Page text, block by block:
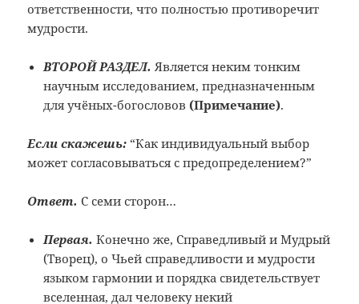
ответственности, что полностью противоречит
мудрости.
ВТОРОЙ РАЗДЕЛ.Является неким тонким
научным исследованием, предназначенным
для учёных-богословов (Примечание).
Если скажешь: “Как индивидуальный выбор
может согласовываться с предопределением?”
Ответ. С семи сторон…
Первая. Конечно же, Справедливый и Мудрый
(Творец), о Чьей справедливости и мудрости
языком гармонии и порядка свидетельствует
вселенная, дал человеку некий